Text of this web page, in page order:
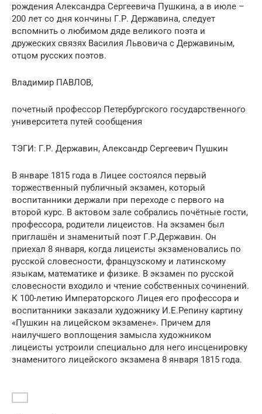
рождения Александра Сергеевича Пушкина, а в июле –
200 лет со дня кончины Г.Р. Державина, следует
вспомнить о любимом дяде великого поэта и
дружеских связях Василия Львовича с Державиным,
отцом русских поэтов.
Владимир ПАВЛОВ,
почетный профессор Петербургского государственного
университета путей сообщения
ТЭГИ: Г.Р. Державин, Александр Сергеевич Пушкин
В январе 1815 года в Лицее состоялся первый
торжественный публичный экзамен, который
воспитанники держали при переходе с первого на
второй курс. В актовом зале собрались почётные гости,
профессора, родители лицеистов. На экзамен был
приглашён и знаменитый поэт Г.Р.Державин. Он
приехал 8 января, когда лицеисты экзаменовались по
русской словесности, французскому и латинскому
языкам, математике и физике. В экзамен по русской
словесности входило и чтение собственных сочинений.
К 100-летию Императорского Лицея его профессора и
воспитанники заказали художнику И.Е.Репину картину
«Пушкин на лицейском экзамене». Причем для
наилучшего воплощения замысла художником
лицеисты устроили специально для него инсценировку
знаменитого лицейского экзамена 8 января 1815 года.